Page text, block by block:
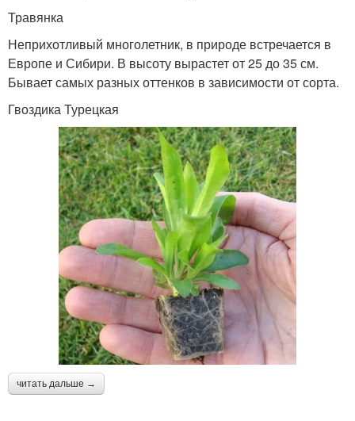
Травянка
Неприхотливый многолетник, в природе встречается в
Европе и Сибири. В высоту вырастет от 25 до 35 см.
Бывает самых разных оттенков в зависимости от сорта.
Гвоздика Турецкая
читать дальше →